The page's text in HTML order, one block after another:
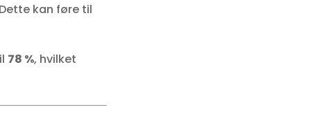
kan føre til
78 %, hvilket